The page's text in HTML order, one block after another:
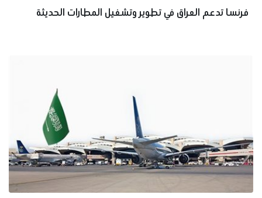
فرنسا تدعم العراق في تطوير وتشغيل المطارات الحديثة